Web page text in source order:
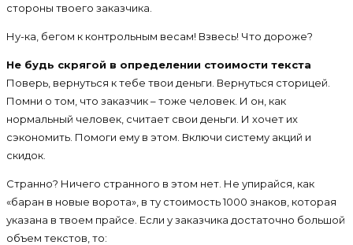
стороны твоего заказчика.
Ну-ка, бегом к контрольным весам! Взвесь! Что дороже?
Не будь скрягой в определении стоимости текста
Поверь, вернуться к тебе твои деньги. Вернуться сторицей.
Помни о том, что заказчик – тоже человек. И он, как
нормальный человек, считает свои деньги. И хочет их
сэкономить. Помоги ему в этом. Включи систему акций и
скидок.
Странно? Ничего странного в этом нет. Не упирайся, как
«баран в новые ворота», в ту стоимость 1000 знаков, которая
указана в твоем прайсе. Если у заказчика достаточно большой
объем текстов, то: